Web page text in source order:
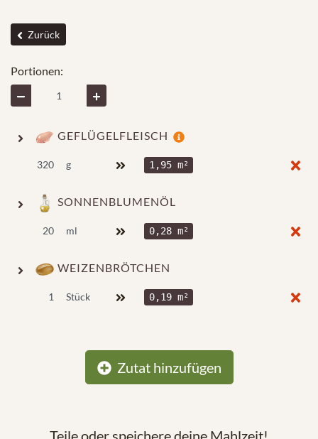
Zurück
Portionen:
GEFLÜGELFLEISCH
g 1,95 m²
SONNENBLUMENÖL
ml 0,28 m²
WEIZENBRÖTCHEN
Stück 0,19 m²
Zutat hinzufügen
Teile oder speichere deine Mahlzeit!